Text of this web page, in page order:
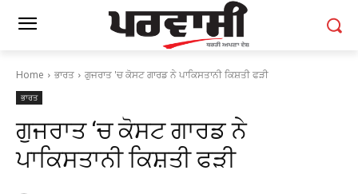
Home ਭਾਰਤ ਗੁਜਰਾਤ 'ਚ ਕੋਸਟ ਗਾਰਡ ਨੇ ਪਾਕਿਸਤਾਨੀ ਕਿਸ਼ਤੀ ਫੜੀ
ਭਾਰਤ
ਗੁਜਰਾਤ ‘ਚ ਕੋਸਟ ਗਾਰਡ ਨੇ
ਪਾਕਿਸਤਾਨੀ ਕਿਸ਼ਤੀ ਫੜੀ